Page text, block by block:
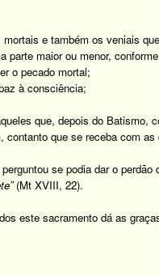
e também os veniais
maior ou menor,
o pecado mortal;
à consciência;
que, depois do Batismo,
que se receba com
se podia dar o
(Mt XVIII, 22).
este sacramento dá as